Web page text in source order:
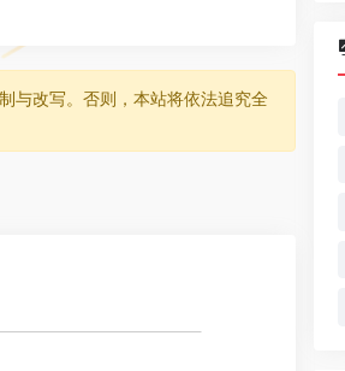
与改写。否则，本站将依法追究全